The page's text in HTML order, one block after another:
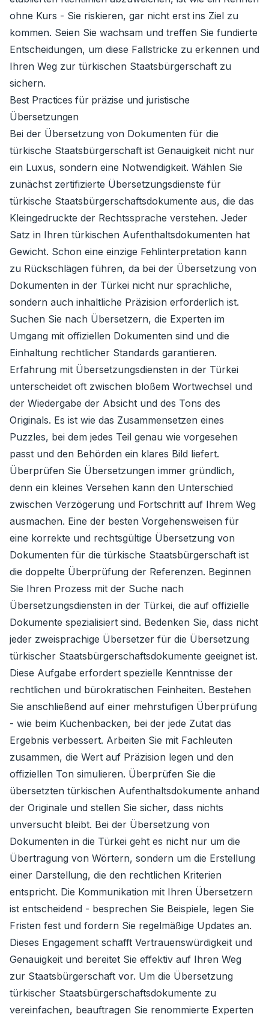
ohne Kurs - Sie riskieren, gar nicht erst ins Ziel zu
kommen. Seien Sie wachsam und treffen Sie fundierte
Entscheidungen, um diese Fallstricke zu erkennen und
Ihren Weg zur türkischen Staatsbürgerschaft zu
sichern.
Best Practices für präzise und juristische
Übersetzungen
Bei der Übersetzung von Dokumenten für die
türkische Staatsbürgerschaft ist Genauigkeit nicht nur
ein Luxus, sondern eine Notwendigkeit. Wählen Sie
zunächst zertifizierte Übersetzungsdienste für
türkische Staatsbürgerschaftsdokumente aus, die das
Kleingedruckte der Rechtssprache verstehen. Jeder
Satz in Ihren türkischen Aufenthaltsdokumenten hat
Gewicht. Schon eine einzige Fehlinterpretation kann
zu Rückschlägen führen, da bei der Übersetzung von
Dokumenten in der Türkei nicht nur sprachliche,
sondern auch inhaltliche Präzision erforderlich ist.
Suchen Sie nach Übersetzern, die Experten im
Umgang mit offiziellen Dokumenten sind und die
Einhaltung rechtlicher Standards garantieren.
Erfahrung mit Übersetzungsdiensten in der Türkei
unterscheidet oft zwischen bloßem Wortwechsel und
der Wiedergabe der Absicht und des Tons des
Originals. Es ist wie das Zusammensetzen eines
Puzzles, bei dem jedes Teil genau wie vorgesehen
passt und den Behörden ein klares Bild liefert.
Überprüfen Sie Übersetzungen immer gründlich,
denn ein kleines Versehen kann den Unterschied
zwischen Verzögerung und Fortschritt auf Ihrem Weg
ausmachen. Eine der besten Vorgehensweisen für
eine korrekte und rechtsgültige Übersetzung von
Dokumenten für die türkische Staatsbürgerschaft ist
die doppelte Überprüfung der Referenzen. Beginnen
Sie Ihren Prozess mit der Suche nach
Übersetzungsdiensten in der Türkei, die auf offizielle
Dokumente spezialisiert sind. Bedenken Sie, dass nicht
jeder zweisprachige Übersetzer für die Übersetzung
türkischer Staatsbürgerschaftsdokumente geeignet ist.
Diese Aufgabe erfordert spezielle Kenntnisse der
rechtlichen und bürokratischen Feinheiten. Bestehen
Sie anschließend auf einer mehrstufigen Überprüfung
- wie beim Kuchenbacken, bei der jede Zutat das
Ergebnis verbessert. Arbeiten Sie mit Fachleuten
zusammen, die Wert auf Präzision legen und den
offiziellen Ton simulieren. Überprüfen Sie die
übersetzten türkischen Aufenthaltsdokumente anhand
der Originale und stellen Sie sicher, dass nichts
unversucht bleibt. Bei der Übersetzung von
Dokumenten in die Türkei geht es nicht nur um die
Übertragung von Wörtern, sondern um die Erstellung
einer Darstellung, die den rechtlichen Kriterien
entspricht. Die Kommunikation mit Ihren Übersetzern
ist entscheidend - besprechen Sie Beispiele, legen Sie
Fristen fest und fordern Sie regelmäßige Updates an.
Dieses Engagement schafft Vertrauenswürdigkeit und
Genauigkeit und bereitet Sie effektiv auf Ihren Weg
zur Staatsbürgerschaft vor. Um die Übersetzung
türkischer Staatsbürgerschaftsdokumente zu
vereinfachen, beauftragen Sie renommierte Experten